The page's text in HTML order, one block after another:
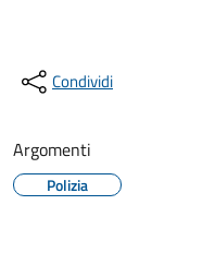
Condividi
Argomenti
Polizia